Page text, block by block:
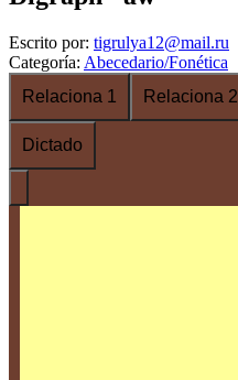
Escrito por: tigrulya12@mail.ru
Categoría: Abecedario/Fonética
Relaciona 1
Relaciona 2
Dictado